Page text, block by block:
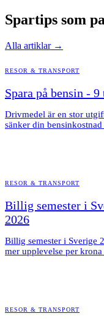
Spartips som
Alla artiklar →
RESOR & TRANSPORT
Spara på bensin -
Drivmedel är en stor
sänker din
RESOR & TRANSPORT
Billig semester i
2026
Billig semester i Sverige
mer upplevelse per
RESOR & TRANSPORT